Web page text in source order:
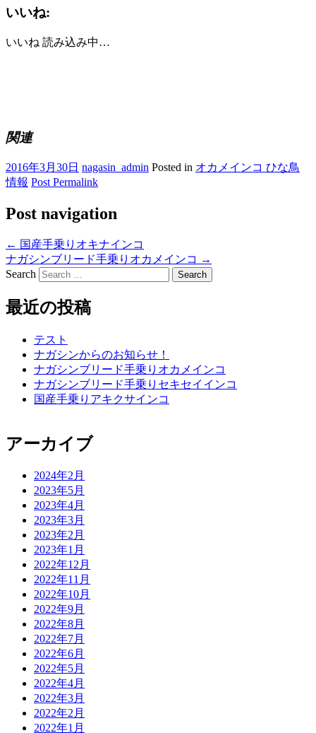
いいね:
いいね 読み込み中…
関連
2016年3月30日 nagasin_admin Posted in オカメインコ ひな鳥
情報 Post Permalink
Post navigation
← 国産手乗りオキナインコ
ナガシンブリード手乗りオカメインコ →
Search
最近の投稿
テスト
ナガシンからのお知らせ！
ナガシンブリード手乗りオカメインコ
ナガシンブリード手乗りセキセイインコ
国産手乗りアキクサインコ
アーカイブ
2024年2月
2023年5月
2023年4月
2023年3月
2023年2月
2023年1月
2022年12月
2022年11月
2022年10月
2022年9月
2022年8月
2022年7月
2022年6月
2022年5月
2022年4月
2022年3月
2022年2月
2022年1月